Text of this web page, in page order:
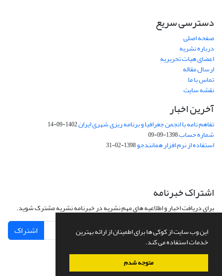
این وب سایت از کوکی ها برای اطمینان از ارائه بهترین
خدمات استفاده می کند.
متوجه شدم
دسترسی سریع
صفحه اصلی
درباره نشریه
اعضای هیات تحریریه
ارسال مقاله
تماس با ما
نقشه سایت
آخرین اخبار
تفاهم نامه با انجمن جغرافیا و برنامه ریزی شهری ایران1402-09-14
شماره حساب1398-09-09
استفاده از نرم افزار همانندجو1398-02-31
اشتراک خبرنامه
برای دریافت اخبار و اطلاعیه های مهم نشریه در خبرنامه نشریه مشترک شوید.
اشتراک
سامانه مدیریت نشریات علمی.طراحی و پیاده سازی ازسیناوب